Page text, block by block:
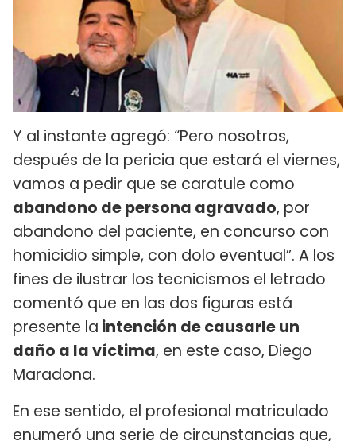
Y al instante agregó: “Pero nosotros,
después de la pericia que estará el viernes,
vamos a pedir que se caratule como
abandono de persona agravado, por
abandono del paciente, en concurso con
homicidio simple, con dolo eventual”. A los
fines de ilustrar los tecnicismos el letrado
comentó que en las dos figuras está
presente la intención de causarle un
daño a la víctima, en este caso, Diego
Maradona.
En ese sentido, el profesional matriculado
enumeró una serie de circunstancias que,